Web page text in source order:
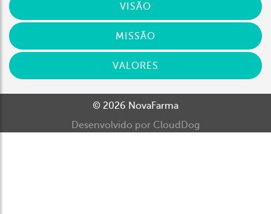
VISÃO
MISSÃO
VALORES
© 2026 NovaFarma
Desenvolvido por CloudDog